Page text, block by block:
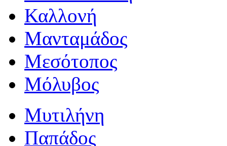
Καλλονή
Μανταμάδος
Μεσότοπος
Μόλυβος
Μυτιλήνη
Παπάδος